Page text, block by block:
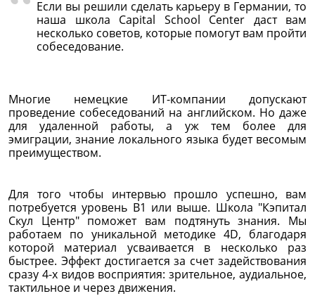
Если вы решили сделать карьеру в Германии, то
наша школа Capital School Center даст вам
несколько советов, которые помогут вам пройти
собеседование.
Многие немецкие ИТ-компании допускают
проведение собеседований на английском. Но даже
для удаленной работы, а уж тем более для
эмиграции, знание локального языка будет весомым
преимуществом.
Для того чтобы интервью прошло успешно, вам
потребуется уровень B1 или выше. Школа "Кэпитал
Скул Центр" поможет вам подтянуть знания. Мы
работаем по уникальной методике 4D, благодаря
которой материал усваивается в несколько раз
быстрее. Эффект достигается за счет задействования
сразу 4-х видов восприятия: зрительное, аудиальное,
тактильное и через движения.